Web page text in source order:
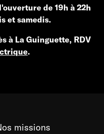
de 19h à 22h
et samedis.
à La Guinguette, RDV
.
missions